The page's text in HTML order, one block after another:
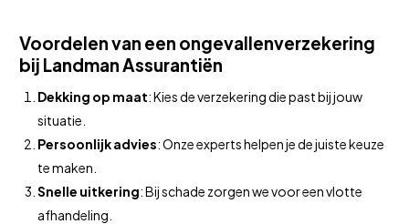
Voordelen van een ongevallenverzekering
bij Landman Assurantiën
Dekking op maat: Kies de verzekering die past bij jouw
situatie.
Persoonlijk advies: Onze experts helpen je de juiste keuze
te maken.
Snelle uitkering: Bij schade zorgen we voor een vlotte
afhandeling.